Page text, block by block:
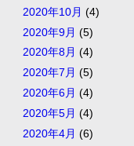
2020年10月 (4)
2020年9月 (5)
2020年8月 (4)
2020年7月 (5)
2020年6月 (4)
2020年5月 (4)
2020年4月 (6)